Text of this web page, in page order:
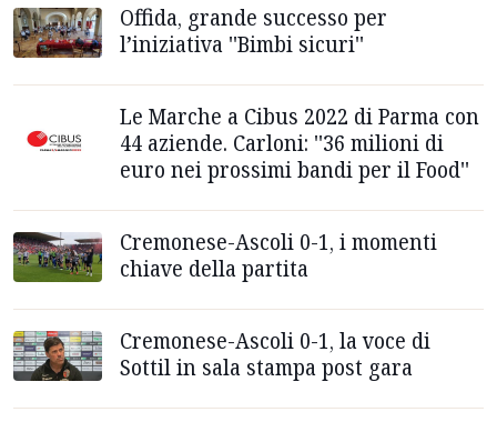
Offida, grande successo per
l’iniziativa ''Bimbi sicuri''
Le Marche a Cibus 2022 di Parma con
44 aziende. Carloni: ''36 milioni di
euro nei prossimi bandi per il Food''
Cremonese-Ascoli 0-1, i momenti
chiave della partita
Cremonese-Ascoli 0-1, la voce di
Sottil in sala stampa post gara